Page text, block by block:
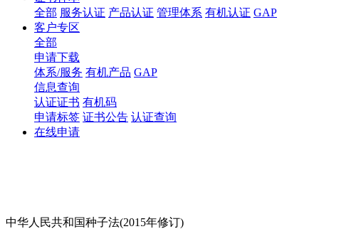
全部 服务认证 产品认证 管理体系 有机认证 GAP
客户专区
全部
申请下载
体系/服务 有机产品 GAP
信息查询
认证证书 有机码
申请标签 证书公告 认证查询
在线申请
中华人民共和国种子法(2015年修订)